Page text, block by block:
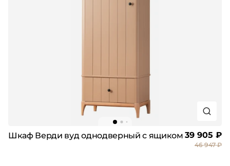
Шкаф Верди вуд однодверный с ящиком 39 905 ₽
46 947 ₽